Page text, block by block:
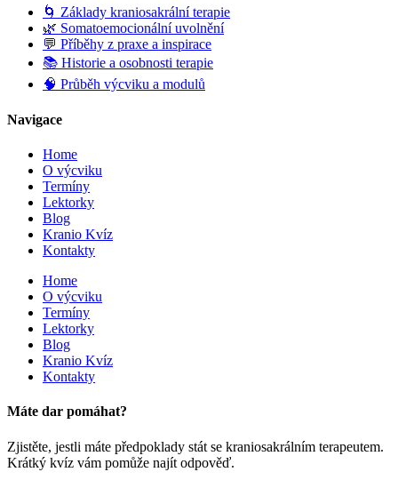
🌀 Základy kraniosakrální terapie
🌿 Somatoemocionální uvolnění
💬 Příběhy z praxe a inspirace
📚 Historie a osobnosti terapie
🧠 Průběh výcviku a modulů
Navigace
Home
O výcviku
Termíny
Lektorky
Blog
Kranio Kvíz
Kontakty
Home
O výcviku
Termíny
Lektorky
Blog
Kranio Kvíz
Kontakty
Máte dar pomáhat?
Zjistěte, jestli máte předpoklady stát se kraniosakrálním terapeutem.
Krátký kvíz vám pomůže najít odpověď.